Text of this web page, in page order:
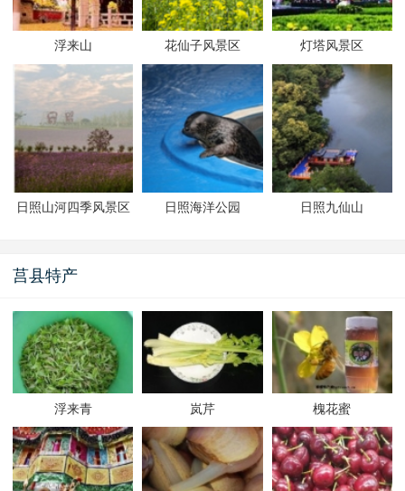
浮来山 花仙子风景区 灯塔风景区
日照山河四季风景区 日照海洋公园 日照九仙山
莒县特产
浮来青 岚芹 槐花蜜